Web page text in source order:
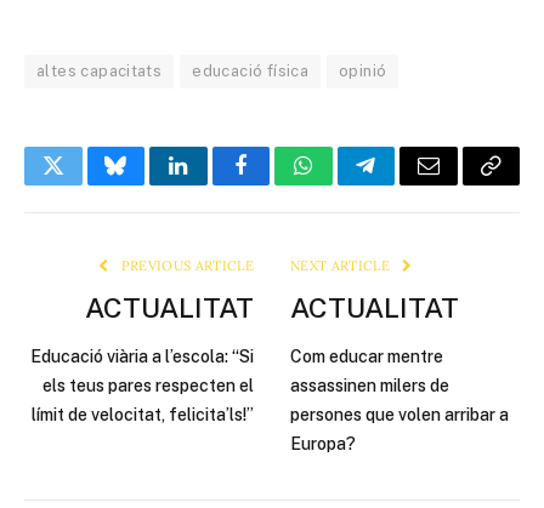
altes capacitats educació física opinió
TwitterBlueskyLinkedInFacebookWhatsAppTelegramEmail Copy
PREVIOUS ARTICLE
ACTUALITAT
Educació viària a l’escola: “Si
els teus pares respecten el
límit de velocitat, felicita’ls!”
NEXT ARTICLE
ACTUALITAT
Com educar mentre
assassinen milers de
persones que volen arribar a
Europa?